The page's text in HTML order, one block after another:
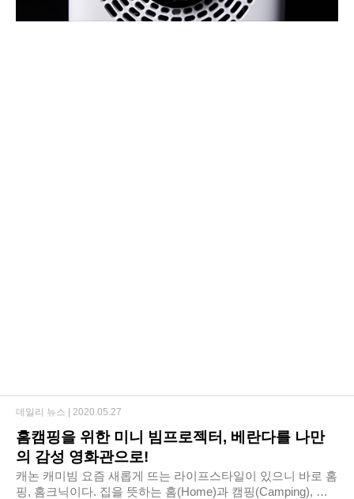
홈캠핑을 위한 미니 빔프로젝터, 베란다를 나만
의 감성 영화관으로!
캐논 캐미빔​ 요즘 새롭게 뜨는 라이프스타일이 있으니 바로 홈
핑, 홈크닉이다. 집을 뜻하는 홈(Home)과 캠핑(Camping), 홈
데일리 뉴스 | 2020.05.27